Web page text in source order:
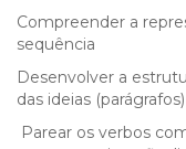
Compreender a
sequência
Desenvolver a
das ideias (parágrafos)
Parear os verbos